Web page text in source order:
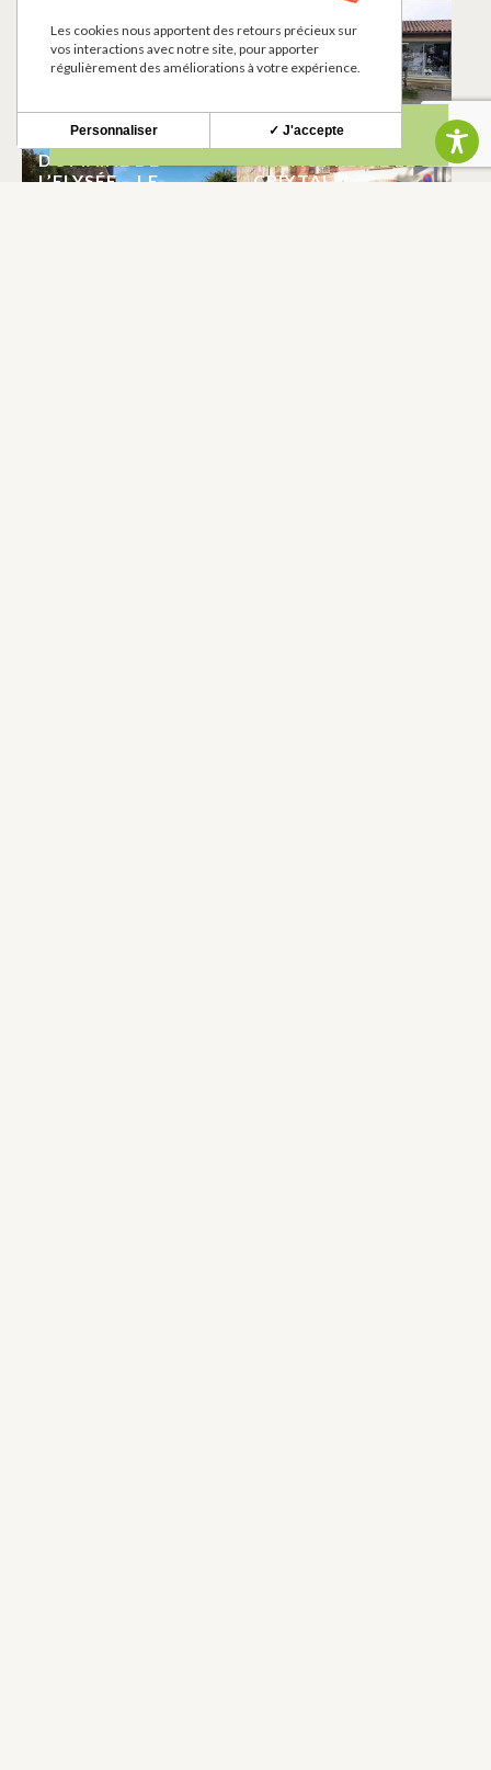
DECO-TERRES
SAINT-ELIX-LE-
CHATEAU
EPICERIE RENEE
GUAL
SAINT-ELIX-LE-
DOMAINE DE
L’ELYSÉE – LE
CRIXTAL
Les cookies nous apportent des retours précieux sur
vos interactions avec notre site, pour apporter
régulièrement des améliorations à votre expérience.
✓ J'accepte
Personnaliser